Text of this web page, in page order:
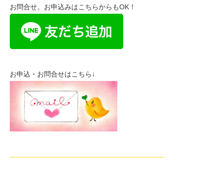
お問合せ。お申込みはこちらからもOK！
お申込・お問合せはこちら↓
——————————————————————–